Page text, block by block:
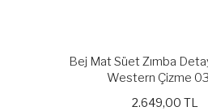
Bej Mat Süet Zımba
Western Çizme
2.649,00 TL